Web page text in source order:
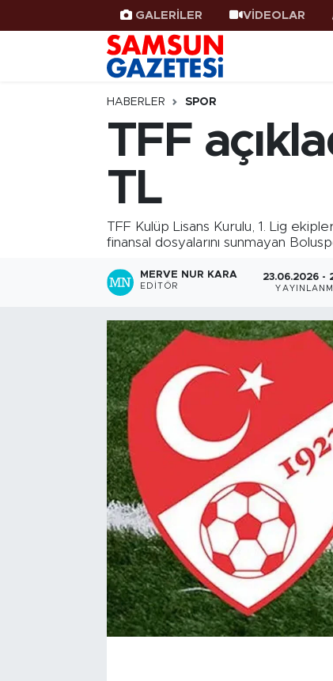
GALERİLER VİDEOLAR
HABERLER SPOR
TFF
TL
TFF Kulüp Lisans Kurulu, 1. Lig
finansal dosyalarını sunmayan
MERVE NUR KARA
EDITÖR
23.06.2026 -
Samsun Haber
Samsunspor
Samsun Rehberi
Resmi İlanlar
Samsun Nöbetçi Eczaneler
Samsun Hava Durumu
SAMSUN Namaz Vakitleri
Samsun Trafik Yoğunluk Haritası
Süper Lig Puan Durumu ve Fikstür
Haber Arşivi